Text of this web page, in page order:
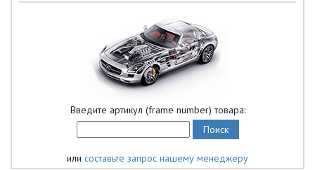
Введите артикул (frame number) товара:
или составьте запрос нашему менеджеру